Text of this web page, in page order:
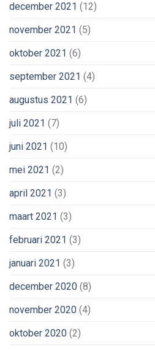
december 2021 (12)
november 2021 (5)
oktober 2021 (6)
september 2021 (4)
augustus 2021 (6)
juli 2021 (7)
juni 2021 (10)
mei 2021 (2)
april 2021 (3)
maart 2021 (3)
februari 2021 (3)
januari 2021 (3)
december 2020 (8)
november 2020 (4)
oktober 2020 (2)